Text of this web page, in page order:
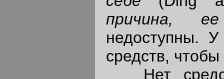
причина,
недоступны.
средств,
Нет